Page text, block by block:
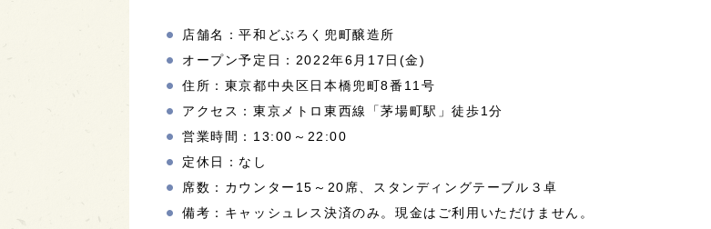
店舗名：平和どぶろく兜町醸造所
オープン予定日：2022年6月17日(金)
住所：東京都中央区日本橋兜町8番11号
アクセス：東京メトロ東西線「茅場町駅」徒歩1分
営業時間：13:00～22:00
定休日：なし
席数：カウンター15～20席、スタンディングテーブル３卓
備考：キャッシュレス決済のみ。現金はご利用いただけません。